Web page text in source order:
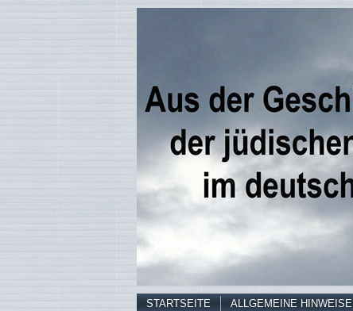
STARTSEITE ALLGEMEINE HINWEISE